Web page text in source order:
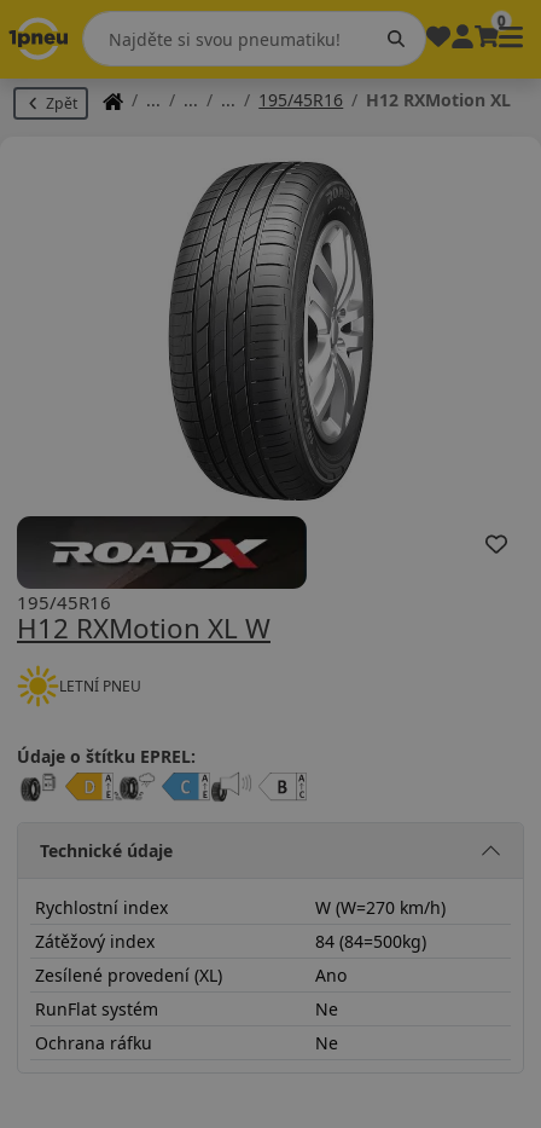
0
Zpět 195/45R16 H12 RXMotion XL
H12 RXMotion XL W
195/45R16
LETNÍ PNEU
Údaje o štítku EPREL:
Technické údaje
Rychlostní index
W (W=270 km/h)
Zátěžový index
84 (84=500kg)
Zesílené provedení (XL)
Ano
RunFlat systém
Ne
Ochrana ráfku
Ne